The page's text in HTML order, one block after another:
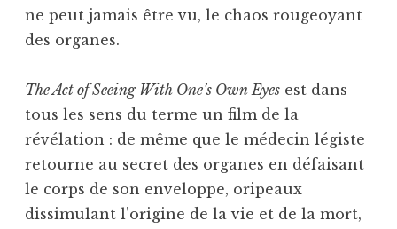
ne peut jamais être vu, le chaos rougeoyant
des organes.
The Act of Seeing With One’s Own Eyes est dans
tous les sens du terme un film de la
révélation : de même que le médecin légiste
retourne au secret des organes en défaisant
le corps de son enveloppe, oripeaux
dissimulant l’origine de la vie et de la mort,